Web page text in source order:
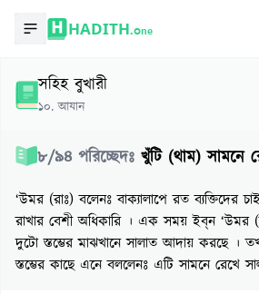
HADITH.One
সহিহ বুখারী
১০.আযান
৮/৯৪ পরিচ্ছেদঃ খুঁটি (থাম) সামনে
‘উমর (রাঃ) বলেনঃ বাক্যালাপে রত ব্যক্তিদের
রাখার বেশী অধিকারি । এক সময় ইব্‌ন ‘উমর
দুটো স্তম্ভের মাঝখানে সালাত আদায় করছে ।
স্তম্ভের কাছে এনে বললেনঃ এটি সামনে রেখে